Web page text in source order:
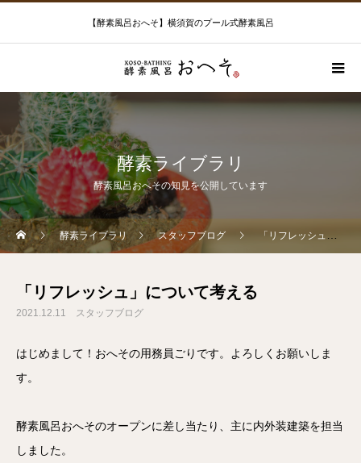
【酵素風呂おへそ】横須賀のプール式酵素風呂
酵素ライブラリ
酵素風呂おへその知見を公開しています
酵素ライブラリ スタッフブログ 「リフレッシュ」について考える
「リフレッシュ」について考える
2021.12.11 スタッフブログ
はじめまして！おへその用務員ごりです。よろしくお願いしま
す。
酵素風呂おへそのオープンに差し当たり、主に内外装建築を担当
しました。